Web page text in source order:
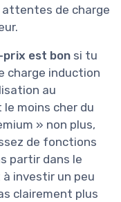
attentes de charge
est bon si tu
charge induction
au
le moins cher du
» non plus,
de fonctions
partir dans le
investir un peu
clairement plus